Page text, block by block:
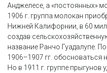
Анджелесе, а «постоянных»
1906 г. группа молокан
Нижней Калифорнии, в 60
создав
название Ранчо Гуадалупе.
1906–1907 гг. обосноваться
Но в 1911 г. группе